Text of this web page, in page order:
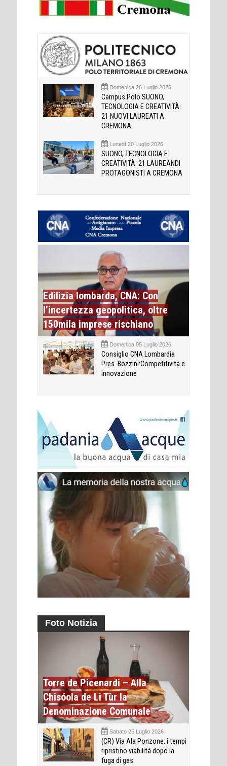
Domenica 26 Luglio 2026
Campus Polo SUONO,
TECNOLOGIA E CREATIVITÀ:
21 NUOVI LAUREATI A
CREMONA
Lunedì 20 Luglio 2026
SUONO, TECNOLOGIA E
CREATIVITÀ: 21 LAUREANDI
PROTAGONISTI A CREMONA
Edilizia lombarda, CNA: Con
l’incertezza geopolitica, oltre
150mila imprese rischiano
Domenica 05 Luglio 2026
Consiglio CNA Lombardia
Pres. Bozzini:Competitività e
innovazione
Foto Notizia
Torre de Picenardi – Alla
Chisóola de Li Tùr la
Denominazione Comunale
Sabato 25 Luglio 2026
(CR) Via Ala Ponzone: i tempi
ripristino viabilità dopo la
fuga di gas